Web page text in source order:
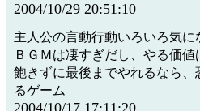
2004/10/29 20:51:10
主人公の言動行動いろいろ気
ＢＧＭは凄すぎだし、やる価値
飽きずに最後までやれるなら
るゲーム
2004/10/17 17:11:20